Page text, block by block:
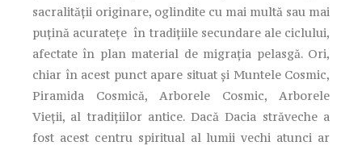
sacralităţii originare, oglindite cu mai multă sau mai
puţină acurateţe în tradiţiile secundare ale ciclului,
afectate în plan material de migraţia pelasgă. Ori,
chiar în acest punct apare situat şi Muntele Cosmic,
Piramida Cosmică, Arborele Cosmic, Arborele
Vieţii, al tradiţiilor antice. Dacă Dacia străveche a
fost acest centru spiritual al lumii vechi atunci ar